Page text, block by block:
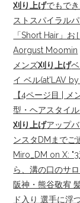
刈り上げでもで
ストスパイラル
「Short Hair」
Aorgust Moomin
メンズ刈り上げ
イ ベル(at'LAV by
【4ページ目 |
型・ヘアスタイ
刈り上げアップ
ンスタDMまでご
Miro_DM on X:
ら、溝の口のサロ
阪神・熊谷敬宥
ド入り 選手に浮